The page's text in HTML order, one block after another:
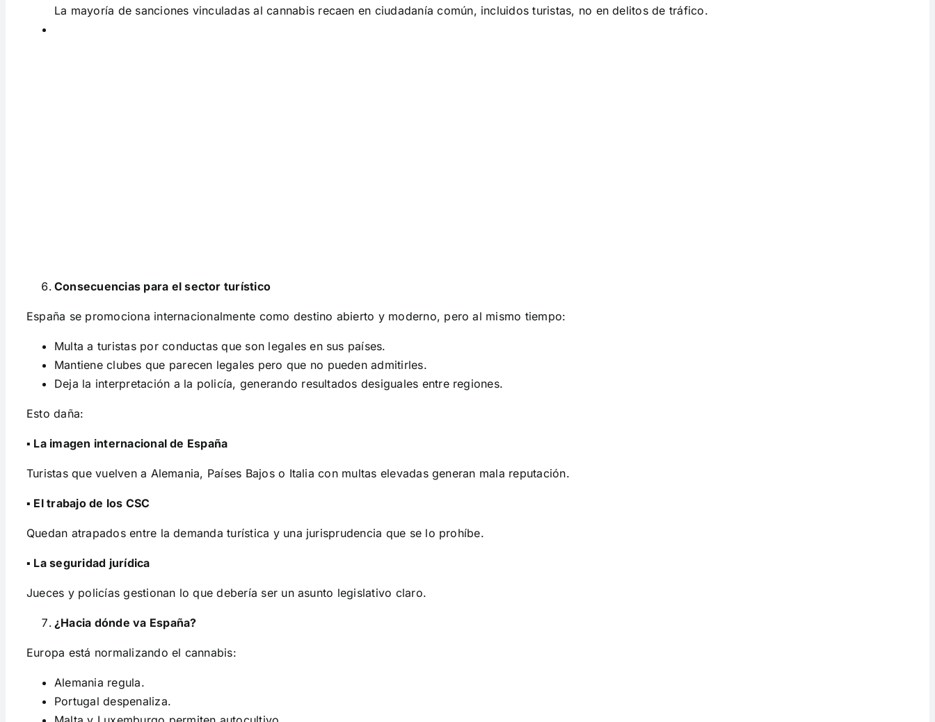
La mayoría de sanciones vinculadas al cannabis recaen en ciudadanía común, incluidos turistas, no en delitos de tráfico.
Consecuencias para el sector turístico
España se promociona internacionalmente como destino abierto y moderno, pero al mismo tiempo:
Multa a turistas por conductas que son legales en sus países.
Mantiene clubes que parecen legales pero que no pueden admitirles.
Deja la interpretación a la policía, generando resultados desiguales entre regiones.
Esto daña:
▪ La imagen internacional de España
Turistas que vuelven a Alemania, Países Bajos o Italia con multas elevadas generan mala reputación.
▪ El trabajo de los CSC
Quedan atrapados entre la demanda turística y una jurisprudencia que se lo prohíbe.
▪ La seguridad jurídica
Jueces y policías gestionan lo que debería ser un asunto legislativo claro.
¿Hacia dónde va España?
Europa está normalizando el cannabis:
Alemania regula.
Portugal despenaliza.